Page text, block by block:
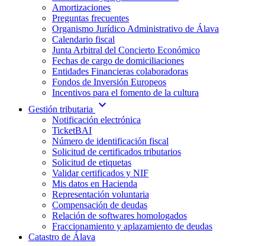
Amortizaciones
Preguntas frecuentes
Organismo Jurídico Administrativo de Álava
Calendario fiscal
Junta Arbitral del Concierto Económico
Fechas de cargo de domiciliaciones
Entidades Financieras colaboradoras
Fondos de Inversión Europeos
Incentivos para el fomento de la cultura
Gestión tributaria
expand_more
Notificación electrónica
TicketBAI
Número de identificación fiscal
Solicitud de certificados tributarios
Solicitud de etiquetas
Validar certificados y NIF
Mis datos en Hacienda
Representación voluntaria
Compensación de deudas
Relación de softwares homologados
Fraccionamiento y aplazamiento de deudas
Catastro de Álava